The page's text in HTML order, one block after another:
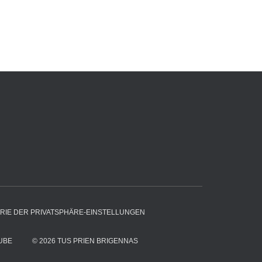
DER PRIVATSPHÄRE-EINSTELLUNGEN
© 2026 TUS PRIEN BRIGENNAS